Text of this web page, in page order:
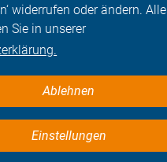
widerrufen oder ändern.
Sie in unserer
Ablehnen
Einstellungen